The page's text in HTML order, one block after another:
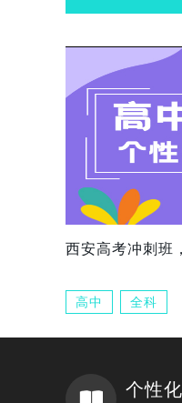
西安高考冲刺班
高中 全科
个性